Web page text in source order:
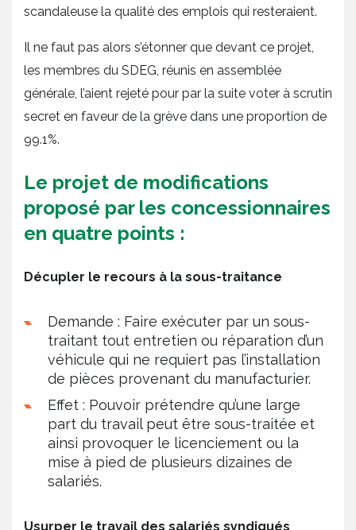
scandaleuse la qualité des emplois qui resteraient.
Il ne faut pas alors s’étonner que devant ce projet,
les membres du SDEG, réunis en assemblée
générale, l’aient rejeté pour par la suite voter à scrutin
secret en faveur de la grève dans une proportion de
99.1%.
Le projet de modifications
proposé par les concessionnaires
en quatre points :
Décupler le recours à la sous-traitance
Demande : Faire exécuter par un sous-
traitant tout entretien ou réparation d’un
véhicule qui ne requiert pas l’installation
de pièces provenant du manufacturier.
Effet : Pouvoir prétendre qu’une large
part du travail peut être sous-traitée et
ainsi provoquer le licenciement ou la
mise à pied de plusieurs dizaines de
salariés.
Usurper le travail des salariés syndiqués